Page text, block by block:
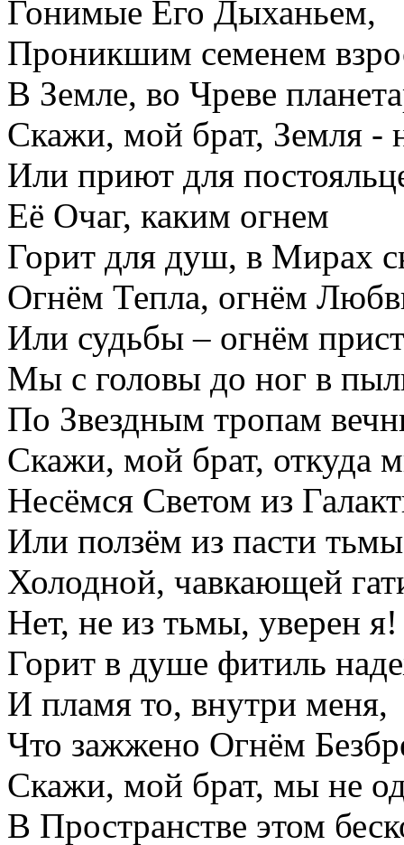
Гонимые Его Дыханьем,
Проникшим семенем
В Земле, во Чреве
Скажи, мой брат, Земля
Или приют для
Её Очаг, каким огнем
Горит для душ, в Мирах
Огнём Тепла, огнём
Или судьбы – огнём
Мы с головы до ног в
По Звездным тропам
Скажи, мой брат, откуда
Несёмся Светом из
Или ползём из пасти
Холодной, чавкающей
Нет, не из тьмы, уверен я!
Горит в душе фитиль
И пламя то, внутри меня,
Что зажжено Огнём
Скажи, мой брат, мы не
В Пространстве этом